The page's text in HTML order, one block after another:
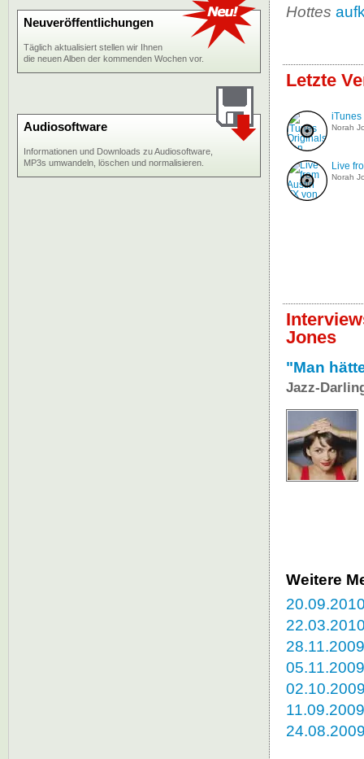
Hottes
Letzte
iTunes
Norah
Live
Norah
Jones
"Man
Jazz-
Weitere
Neuveröffentlichungen
Täglich aktualisiert stellen wir Ihnen
die neuen Alben der kommenden Wochen vor.
Audiosoftware
Informationen und Downloads zu Audiosoftware,
MP3s umwandeln, löschen und normalisieren.